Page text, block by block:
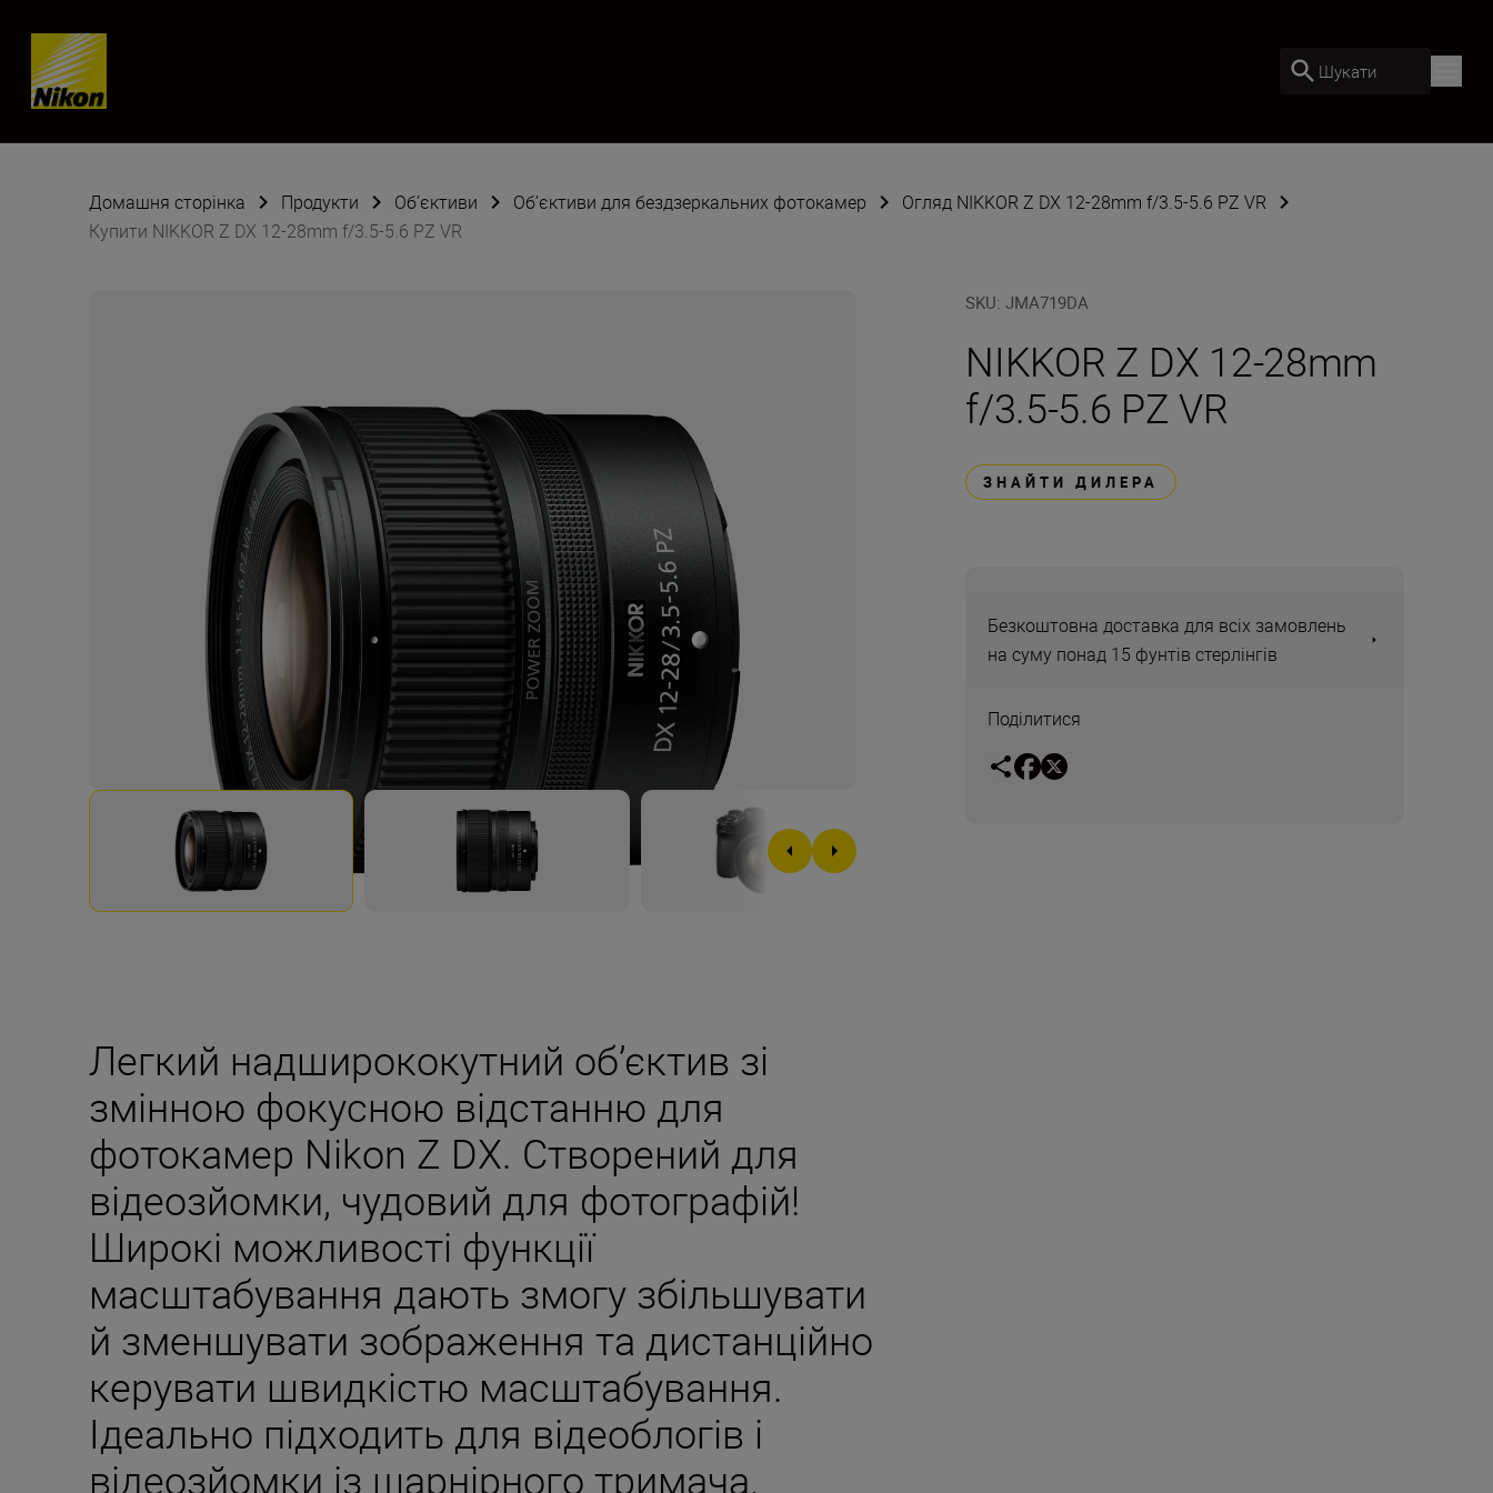
Skip content
Шукати
Домашня сторінка Продукти Об’єктиви Об’єктиви для бездзеркальних фотокамер
Огляд NIKKOR Z DX 12-28mm f/3.5-5.6 PZ VR
Купити NIKKOR Z DX 12-28mm f/3.5-5.6 PZ VR
SKU:JMA719DA
NIKKOR Z DX 12-28mm
f/3.5-5.6 PZ VR
ЗНАЙТИ ДИЛЕРА
Безкоштовна доставка для всіх замовлень
на суму понад 15 фунтів стерлінгів
Поділитися
Легкий надширококутний об’єктив зі
змінною фокусною відстанню для
фотокамер Nikon Z DX. Створений для
відеозйомки, чудовий для фотографій!
Широкі можливості функції
масштабування дають змогу збільшувати
й зменшувати зображення та дистанційно
керувати швидкістю масштабування.
Ідеально підходить для відеоблогів і
відеозйомки із шарнірного тримача.